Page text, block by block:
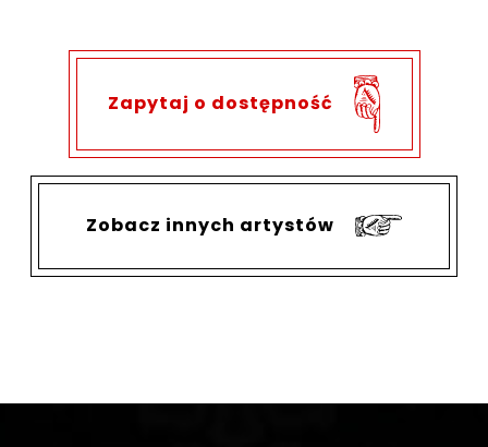
Zapytaj o dostępność
Zobacz innych artystów